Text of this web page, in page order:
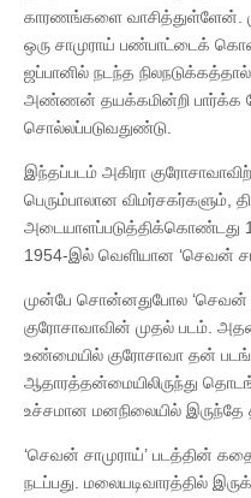
காரணங்களை வாசித்துள்ளேன்.
ஒரு சாமுராய் பண்பாட்டைக்
ஜப்பானில் நடந்த
அண்ணன் தயக்கமின்றி பார்க்க
சொல்லப்படுவதுண்டு.
இந்தப்படம் அகிரா
பெரும்பாலான விமர்சகர்களும்,
அடையாளப்படுத்திக்கொண்டது
1954-இல் வெளியான ‘செவன்
முன்பே சொன்னதுபோல ‘செவன்
குரோசாவாவின் முதல் படம்.
உண்மையில் குரோசாவா தன்
ஆதாரத்தன்மையிலிருந்து
உச்சமான மனநிலையில் இருந்தே
‘செவன் சாமுராய்’ படத்தின்
நடப்பது. மலையடிவாரத்தில்